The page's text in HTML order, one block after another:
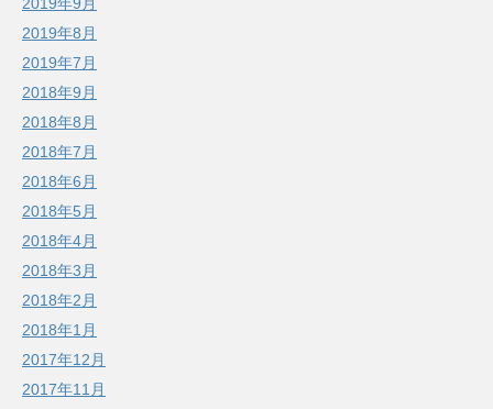
2019年8月
2019年7月
2018年9月
2018年8月
2018年7月
2018年6月
2018年5月
2018年4月
2018年3月
2018年2月
2018年1月
2017年12月
2017年11月